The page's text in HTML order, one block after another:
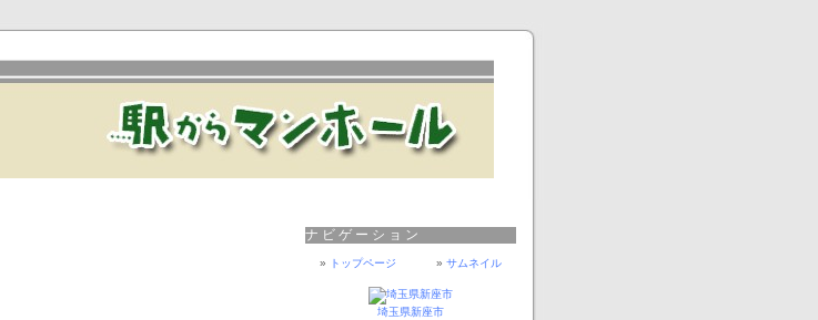
ナビゲーション
» トップページ » サムネイル
埼玉県新座市